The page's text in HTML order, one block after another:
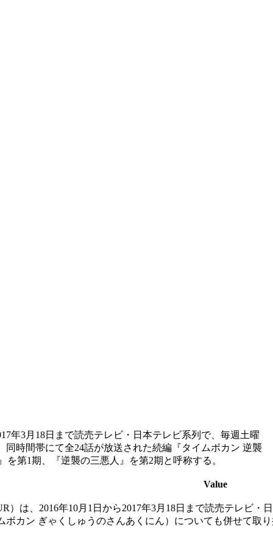
年3月18日まで読売テレビ・日本テレビ系列で、毎週土曜
同時間帯にて全24話が放送された続編『タイムボカン 逆襲
第1期、『逆襲の三悪人』を第2期と呼称する。
Value
は、2016年10月1日から2017年3月18日まで読売テレビ
カン ぎゃくしゅうのさんあくにん）についても併せて